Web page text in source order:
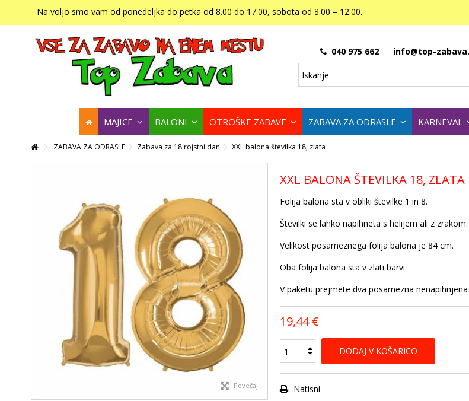
Na voljo smo vam od ponedeljka do petka od 8.00 do 17.00, sobota od 8.00 – 12.00.
040 975 662 info@top-
MAJICE BALONI OTROŠKE ZABAVE ZABAVA ZA ODRASLE KARNEVAL
ZABAVA ZA ODRASLE Zabava za 18 rojstni dan XXL balona številka 18, zlata
Povečaj
XXL BALONA ŠTEVILKA 18, ZLATA
Folija balona sta v obliki številke 1 in 8.
Številki se lahko napihneta s helijem ali z zrakom.
Velikost posameznega folija balona je 84 cm.
Oba folija balona sta v zlati barvi.
V paketu prejmete dva posamezna
19,44 €
DODAJ V KOŠARICO
Natisni